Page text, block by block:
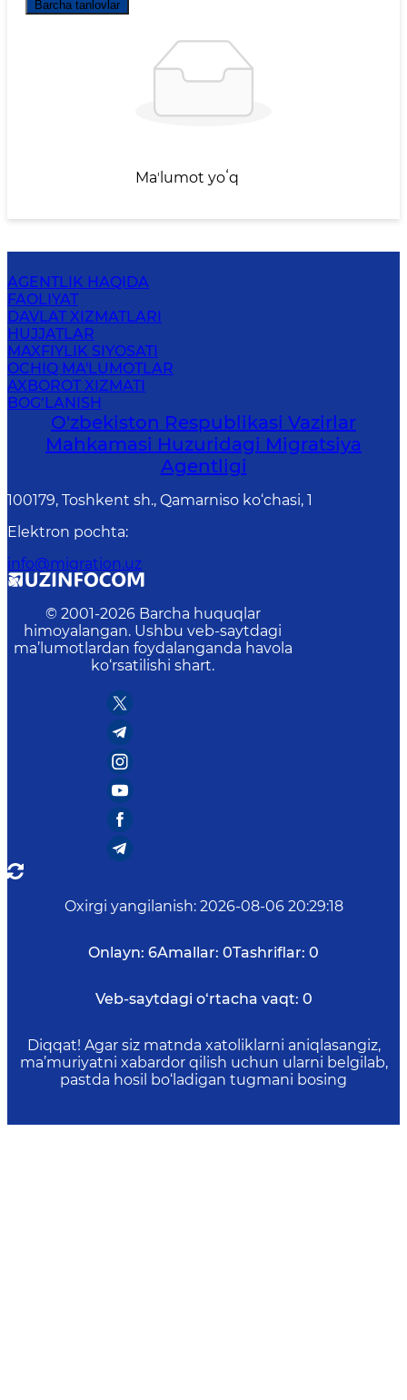
Barcha tanlovlar
Maʼlumot yoʻq
AGENTLIK HAQIDA
FAOLIYAT
DAVLAT XIZMATLARI
HUJJATLAR
MAXFIYLIK SIYOSATI
OCHIQ MA'LUMOTLAR
AXBOROT XIZMATI
BOG‘LANISH
O'zbekiston Respublikasi Vazirlar
Mahkamasi Huzuridagi Migratsiya
Agentligi
100179, Toshkent sh., Qamarniso ko‘chasi, 1
Elektron pochta:
info@migration.uz
© 2001-2026 Barcha huquqlar
himoyalangan. Ushbu veb-saytdagi
ma’lumotlardan foydalanganda havola
ko‘rsatilishi shart.
Oxirgi yangilanish: 2026-08-06 20:29:18
Onlayn: 6Amallar: 0Tashriflar: 0
Veb-saytdagi o‘rtacha vaqt: 0
Diqqat! Agar siz matnda xatoliklarni aniqlasangiz,
ma’muriyatni xabardor qilish uchun ularni belgilab,
pastda hosil bo‘ladigan tugmani bosing